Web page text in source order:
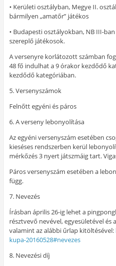
• Kerületi osztályban, Megye II.
bármilyen „amatőr” játékos
• Budapesti osztályokban, NB III-
szereplő játékosok.
A versenyre korlátozott számban
48 fő indulhat a 9 órakor kezdődő
kezdődő kategóriában.
5. Versenyszámok
Felnőtt egyéni és páros
6. A verseny lebonyolítása
Az egyéni versenyszám esetében
kieséses rendszerben kerül
mérkőzés 3 nyert játszmáig tart.
Páros versenyszám esetében a
függ.
7. Nevezés
Írásban április 26-ig lehet a
résztvevő nevével, egyesületével és
valamint az alábbi űrlap kitöltésével:
kupa-20160528#nevezes
8. Nevezési díj